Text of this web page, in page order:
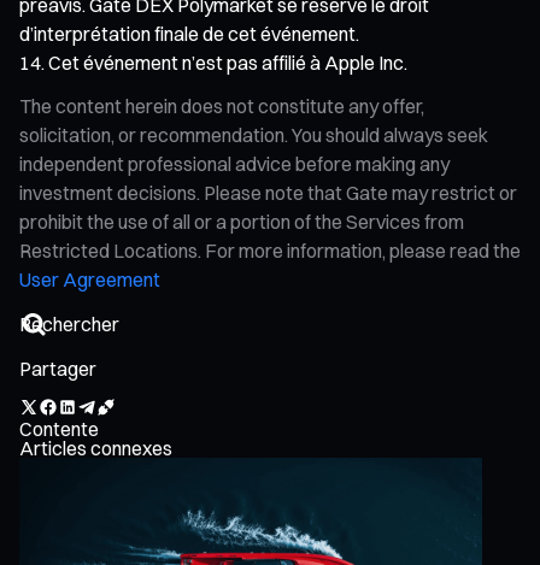
d’interprétation finale de cet événement.
Cet événement n’est pas affilié à Apple Inc.
The content herein does not constitute any offer,
solicitation, or recommendation. You should always seek
independent professional advice before making any
investment decisions. Please note that Gate may restrict or
prohibit the use of all or a portion of the Services from
Restricted Locations. For more information, please read the
User Agreement
Partager
Contente
Articles connexes